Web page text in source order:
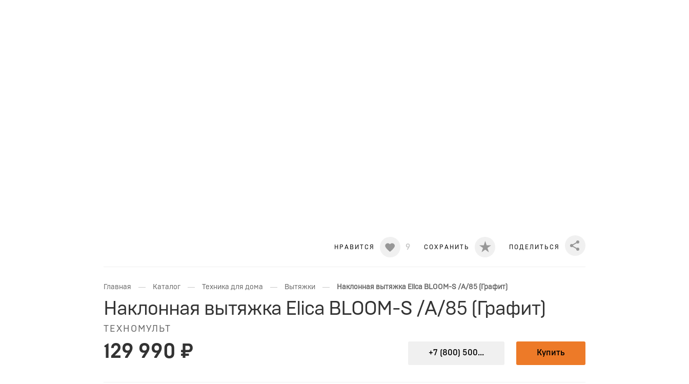
Share
ПОДЕЛИТЬСЯ
СОХРАНИТЬ
9
НРАВИТСЯ
Главная — Каталог — Техника для дома — Вытяжки — Наклонная вытяжка Elica BLOOM-S /A/85 (Графит)
Наклонная вытяжка Elica BLOOM-S /A/85 (Графит)
ТЕХНОМУЛЬТ
129 990 ₽ Купить
+7 (800) 500...